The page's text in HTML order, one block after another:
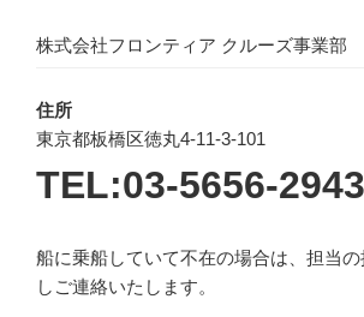
株式会社フロンティア クルーズ事業部
住所
東京都板橋区徳丸4-11-3-101
TEL:03-5656-2943
船に乗船していて不在の場合は、担当
しご連絡いたします。